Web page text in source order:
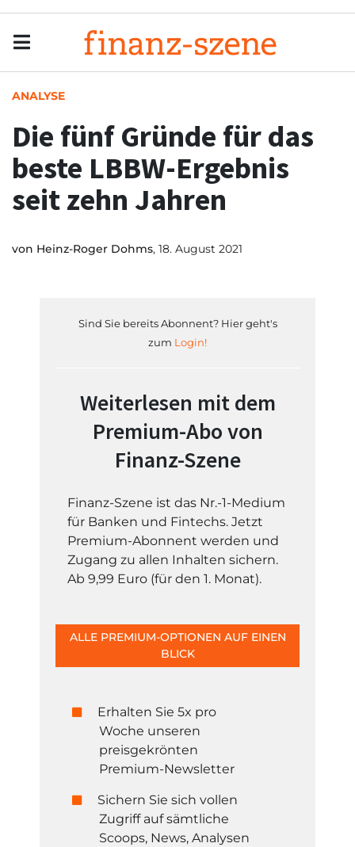
ANALYSE
Die fünf Gründe für das
beste LBBW-Ergebnis
seit zehn Jahren
von Heinz-Roger Dohms, 18. August 2021
Sind Sie bereits Abonnent? Hier geht's
zum Login!
Weiterlesen mit dem
Premium-Abo von
Finanz-Szene
Finanz-Szene ist das Nr.-1-Medium
für Banken und Fintechs. Jetzt
Premium-Abonnent werden und
Zugang zu allen Inhalten sichern.
Ab 9,99 Euro (für den 1. Monat).
ALLE PREMIUM-OPTIONEN AUF EINEN
BLICK
Erhalten Sie 5x pro
Woche unseren
preisgekrönten
Premium-Newsletter
Sichern Sie sich vollen
Zugriff auf sämtliche
Scoops, News, Analysen